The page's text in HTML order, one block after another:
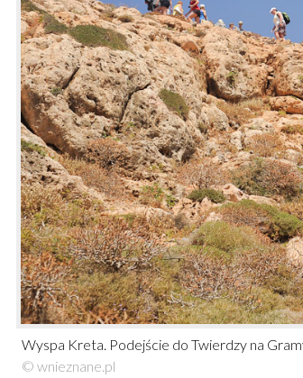
Wyspa Kreta. Podejście do Twierdzy na
© wnieznane.pl